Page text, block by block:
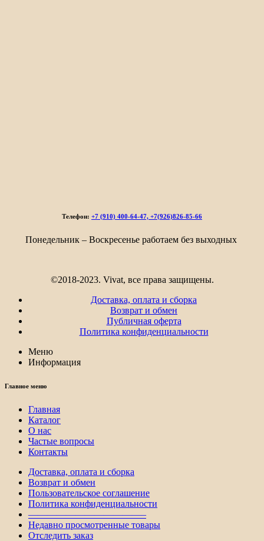
Телефон: +7 (910) 400-64-47, +7(926)826-85-66
Понедельник – Воскресенье работаем без выходных
©2018-2023. Vivat, все права защищены.
Доставка, оплата и сборка
Возврат и обмен
Публичная оферта
Политика конфиденциальности
Меню
Информация
Главное меню
Главная
Каталог
О нас
Частые вопросы
Контакты
Доставка, оплата и сборка
Возврат и обмен
Пользовательское соглашение
Политика конфиденциальности
————————————–
Недавно просмотренные товары
Отследить заказ